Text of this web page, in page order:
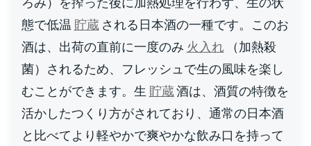
態で低温 貯蔵 される日本酒の一種です。このお
酒は、出荷の直前に一度のみ 火入れ
（加熱殺
菌）されるため、フレッシュで生の風味を楽し
むことができます。生 貯蔵酒は、酒質の特徴を
活かしたつくり方がされており、通常の日本酒
と比べてより軽やかで爽やかな飲み口を持って